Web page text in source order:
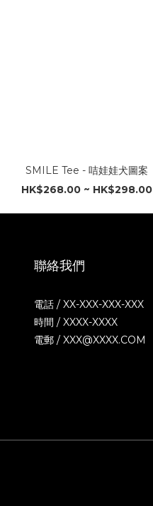
SMILE Tee - 咭娃娃犬圖案
HK$268.00 ~ HK$298.00
聯絡我們
電話 / XX-XXX-XXX-XXX
時間 / XXXX-XXXX
電郵 / XXX@XXXX.COM